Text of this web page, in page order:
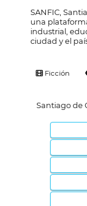
SANFIC,
una
industrial,
ciudad y el
Ficción
Santiago de